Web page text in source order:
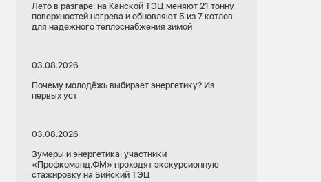
Лето в разгаре: на Канской ТЭЦ меняют 21 тонну
поверхностей нагрева и обновляют 5 из 7 котлов
для надежного теплоснабжения зимой
03.08.2026
Почему молодёжь выбирает энергетику? Из
первых уст
03.08.2026
Зумеры и энергетика: участники
«Профкоманд.ФМ» проходят экскурсионную
стажировку на Бийский ТЭЦ